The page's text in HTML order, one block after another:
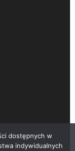
dostępnych w
indywidualnych